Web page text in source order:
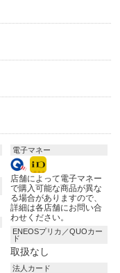
電子マネー
店舗によって電子マネー
で購入可能な商品が異な
る場合がありますので、
詳細は各店舗にお問い合
わせください。
ENEOSプリカ／QUOカー
ド
取扱なし
法人カード